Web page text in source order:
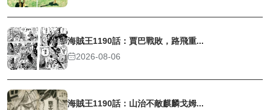
海賊王1190話：賈巴戰敗，路飛重...
2026-08-06
海賊王1190話：山治不敵麒麟戈姆...